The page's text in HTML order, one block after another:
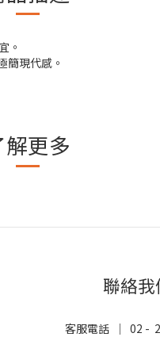
。
簡現代感。
解更多
聯絡我
客服電話 ｜ 02 -